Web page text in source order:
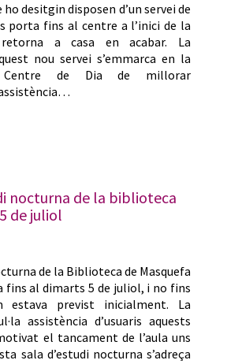
ho desitgin disposen d’un servei de
porta fins al centre a l’inici de la
a casa en acabar. La
nou servei s’emmarca en la
de Dia de millorar
nocturna de la biblioteca
de juliol
de la Biblioteca de Masquefa
fins al dimarts 5 de juliol, i no fins
previst inicialment. La
assistència d’usuaris aquests
el tancament de l’aula uns
sala d’estudi nocturna s’adreça